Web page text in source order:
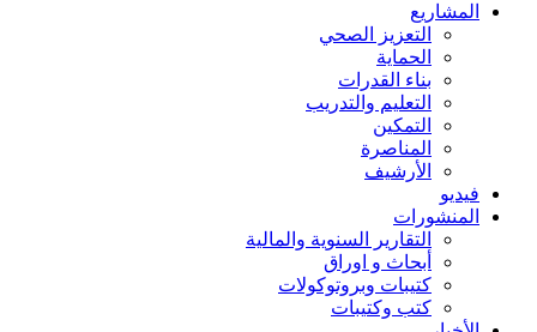
المشاريع
التعزيز الصحي
الحماية
بناء القدرات
التعليم والتدريب
التمكين
المناصرة
الأرشيف
فيديو
المنشورات
التقارير السنوية والمالية
أبحاث و اوراق
كتيبات وبروتوكولات
كتب وكتيبات